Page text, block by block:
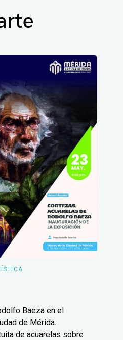
Baeza en el
de Mérida.
de acuarelas sobre